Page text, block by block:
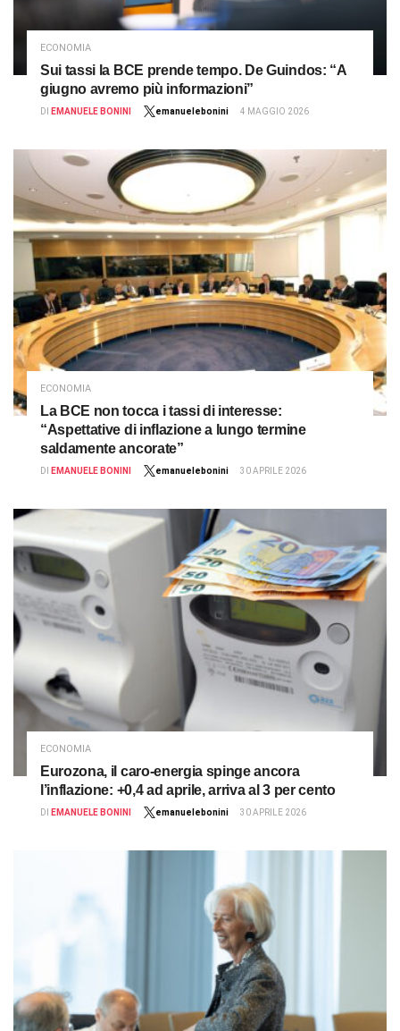
ECONOMIA
Sui tassi la BCE prende tempo. De Guindos: “A
giugno avremo più informazioni”
DI EMANUELE BONINI emanuelebonini 4 MAGGIO 2026
ECONOMIA
La BCE non tocca i tassi di interesse:
“Aspettative di inflazione a lungo termine
saldamente ancorate”
DI EMANUELE BONINI emanuelebonini 30 APRILE 2026
ECONOMIA
Eurozona, il caro-energia spinge ancora
l’inflazione: +0,4 ad aprile, arriva al 3 per cento
DI EMANUELE BONINI emanuelebonini 30 APRILE 2026